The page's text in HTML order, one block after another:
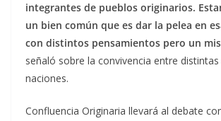
integrantes de pueblos originarios.
un bien común que es dar la pelea en
con distintos pensamientos pero un
señaló sobre la convivencia entre
naciones.
Confluencia Originaria llevará al debate